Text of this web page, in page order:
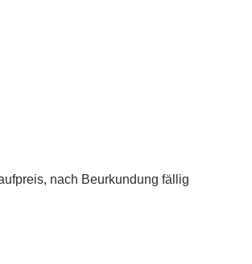
nach Beurkundung fällig